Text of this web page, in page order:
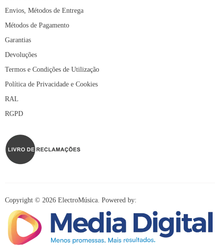
Envios, Métodos de Entrega
Métodos de Pagamento
Garantias
Devoluções
Termos e Condições de Utilização
Política de Privacidade e Cookies
RAL
RGPD
Copyright © 2026 ElectroMúsica. Powered by: